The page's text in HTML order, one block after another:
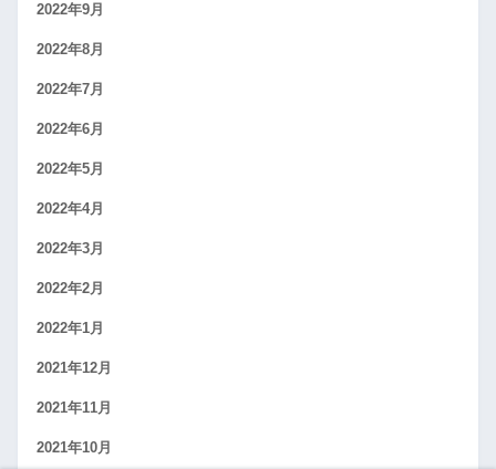
2022年9月
2022年8月
2022年7月
2022年6月
2022年5月
2022年4月
2022年3月
2022年2月
2022年1月
2021年12月
2021年11月
2021年10月